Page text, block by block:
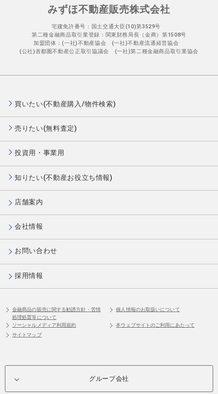
みずほ不動産販売株式会社
宅建免許番号：国土交通大臣(10)第3529号
第二種金融商品取引業登録：関東財務局長（金商）第1508号
加盟団体：(一社)不動産協会 (一社)不動産流通経営協会
(公社)首都圏不動産公正取引協議会 (一社)第二種金融商品取引業協会
買いたい(不動産購入/物件検索)
売りたい(無料査定)
投資用・事業用
知りたい(不動産お役立ち情報)
店舗案内
会社情報
お問い合わせ
採用情報
金融商品の販売に関する勧誘方針・苦情
処理処置等について
個人情報のお取扱いについて
ソーシャルメディア利用規約
本ウェブサイトのご利用にあたって
サイトマップ
グループ会社